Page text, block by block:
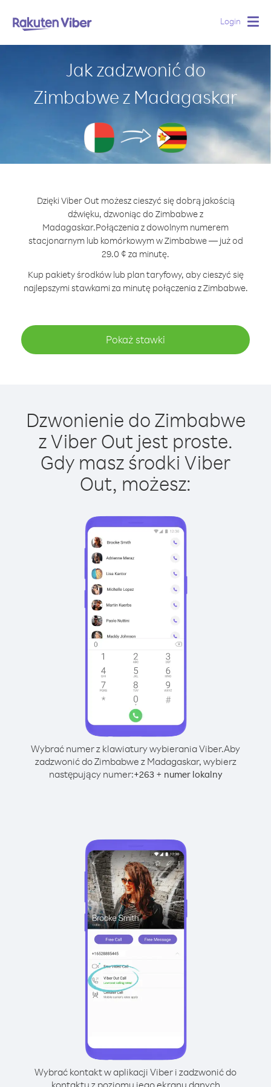
Login
Jak zadzwonić do
Zimbabwe z Madagaskar
Dzięki Viber Out możesz cieszyć się dobrą jakością
dźwięku, dzwoniąc do Zimbabwe z
Madagaskar.Połączenia z dowolnym numerem
stacjonarnym lub komórkowym w Zimbabwe — już od
29.0 ¢ za minutę.
Kup pakiety środków lub plan taryfowy, aby cieszyć się
najlepszymi stawkami za minutę połączenia z Zimbabwe.
Pokaż stawki
Dzwonienie do Zimbabwe
z Viber Out jest proste.
Gdy masz środki Viber
Out, możesz:
Wybrać numer z klawiatury wybierania Viber.Aby
zadzwonić do Zimbabwe z Madagaskar, wybierz
następujący numer:+263+ numer lokalny
Wybrać kontakt w aplikacji Viber i zadzwonić do
kontaktu z poziomu jego ekranu danych